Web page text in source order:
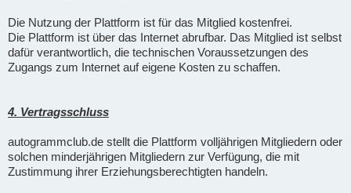
Die Nutzung der Plattform ist für das Mitglied kostenfrei.
Die Plattform ist über das Internet abrufbar. Das Mitglied ist selbst
dafür verantwortlich, die technischen Voraussetzungen des
Zugangs zum Internet auf eigene Kosten zu schaffen.
4. Vertragsschluss
autogrammclub.de stellt die Plattform volljährigen Mitgliedern oder
solchen minderjährigen Mitgliedern zur Verfügung, die mit
Zustimmung ihrer Erziehungsberechtigten handeln.